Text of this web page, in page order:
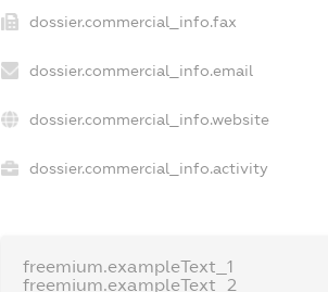
dossier.commercial_info.fax
dossier.commercial_info.email
dossier.commercial_info.website
dossier.commercial_info.activity
freemium.exampleText_1
freemium.exampleText_2